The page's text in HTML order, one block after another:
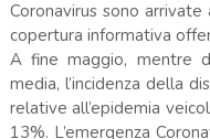
Coronavirus sono
copertura informativa
A fine maggio, mentre
media, l’incidenza della
relative all’epidemia
13%. L’emergenza